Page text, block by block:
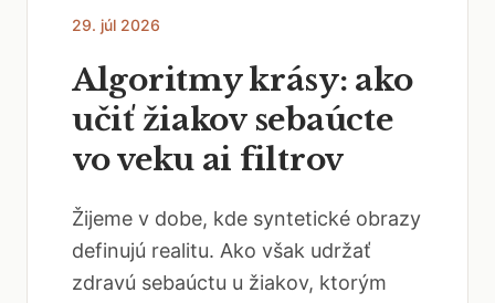
29. júl 2026
Algoritmy krásy: ako
učiť žiakov sebaúcte
vo veku ai filtrov
Žijeme v dobe, kde syntetické obrazy
definujú realitu. Ako však udržať
zdravú sebaúctu u žiakov, ktorým